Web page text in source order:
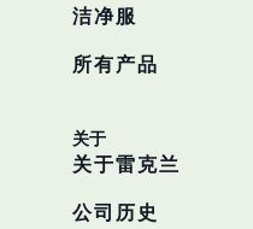
洁净服
所有产品
关于
关于雷克兰
公司历史